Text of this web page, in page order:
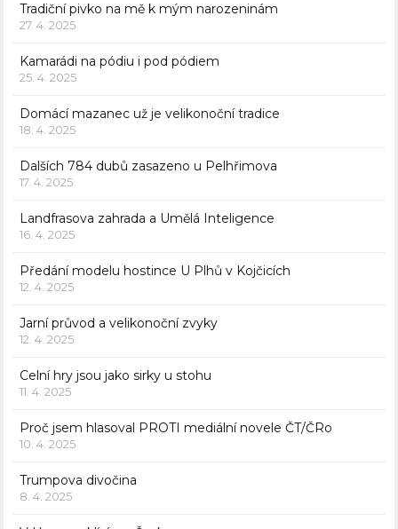
Tradiční pivko na mě k mým narozeninám
27. 4. 2025
Kamarádi na pódiu i pod pódiem
25. 4. 2025
Domácí mazanec už je velikonoční tradice
18. 4. 2025
Dalších 784 dubů zasazeno u Pelhřimova
17. 4. 2025
Landfrasova zahrada a Umělá Inteligence
16. 4. 2025
Předání modelu hostince U Plhů v Kojčicích
12. 4. 2025
Jarní průvod a velikonoční zvyky
12. 4. 2025
Celní hry jsou jako sirky u stohu
11. 4. 2025
Proč jsem hlasoval PROTI mediální novele ČT/ČRo
10. 4. 2025
Trumpova divočina
8. 4. 2025